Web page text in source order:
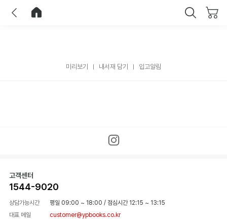
미리보기 내서재 담기 입고알림
고객센터
1544-9020
상담가능시간 평일 09:00 ~ 18:00 / 점심시간 12:15 ~ 13:15
대표 메일
customer@ypbooks.co.kr